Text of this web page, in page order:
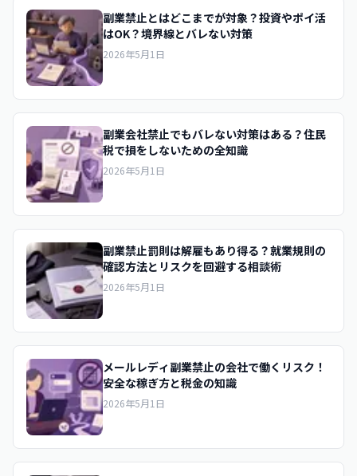
副業禁止とはどこまでが対象？投資やポイ活
はOK？境界線とバレない対策
2026年5月1日
副業会社禁止でもバレない対策はある？住民
税で損をしないための全知識
2026年5月1日
副業禁止罰則は解雇もあり得る？就業規則の
確認方法とリスクを回避する相談術
2026年5月1日
メールレディ副業禁止の会社で働くリスク！
安全な稼ぎ方と税金の知識
2026年5月1日